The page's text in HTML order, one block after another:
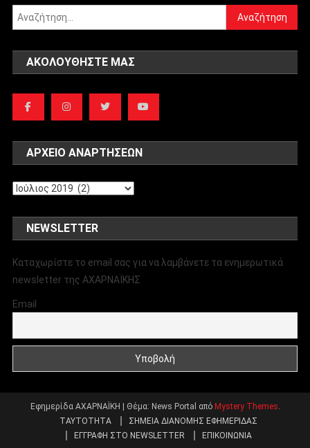
Αναζήτηση
για:
ΑΚΟΛΟΥΘΉΣΤΕ ΜΑΣ
ΑΡΧΕΊΟ ΑΝΑΡΤΉΣΕΩΝ
Αρχείο
NEWSLETTER
Καταχωρίστε το email σας για να λαμβάνετε τα ενημερωτικά
newsletter της ΑΧΑΡΝΑΪΚΗΣ
Email
Εφημερίδα ΑΧΑΡΝΑΪΚΗ | Θέμα: News Portal από Mystery Themes
ΤΑΥΤΟΤΗΤΑ
ΣΗΜΕΙΑ ΔΙΑΝΟΜΗΣ ΕΦΗΜΕΡΙΔΑΣ
ΕΓΓΡΑΦΗ ΣΤΟ NEWSLETTER
ΕΠΙΚΟΙΝΩΝΙΑ